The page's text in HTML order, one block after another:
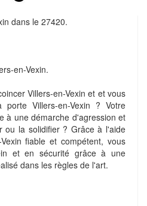
dans le 27420.
en-Vexin.
Villers-en-Vexin et et vous
Villers-en-Vexin ? Votre
à une démarche d'agression et
ou la solidifier ? Grâce à l'aide
fiable et compétent, vous
et en sécurité grâce à une
dans les règles de l'art.